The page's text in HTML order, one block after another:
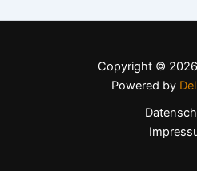
Copyright © 2026
Powered by